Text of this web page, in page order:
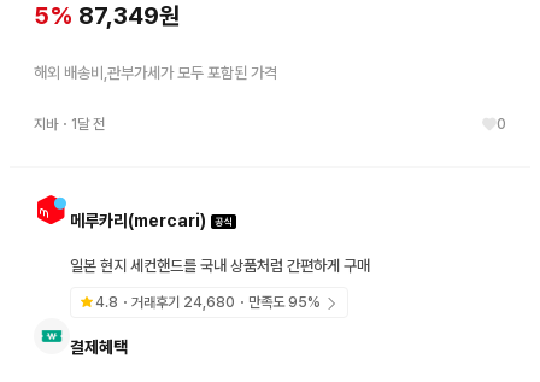
5% 87,349원
해외 배송비,관부가세가 모두 포함된 가격
지바・ 1달 전 0
메루카리(mercari)
일본 현지 세컨핸드를 국내 상품처럼 간편하게 구매
4.8 ・거래후기 24,680 ・만족도95%
결제혜택